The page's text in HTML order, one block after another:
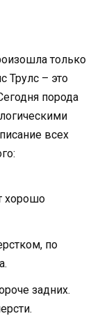
только
Трулс – это
порода
всех
хорошо
по
задних.